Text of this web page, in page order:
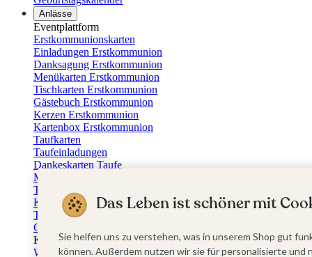
Anlässe
Eventplattform
Erstkommunionskarten
Einladungen Erstkommunion
Danksagung Erstkommunion
Menükarten Erstkommunion
Tischkarten Erstkommunion
Gästebuch Erstkommunion
Kerzen Erstkommunion
Kartenbox Erstkommunion
Taufkarten
Taufeinladungen
Dankeskarten Taufe
Menükarten Taufe
Tischkarten Taufe
Kirchenheft Taufe
Taufkerzen
Gästebuch Taufe
Kartenbox Taufe
Willkommensschilder Taufe
Das Leben ist schöner mit
Sie helfen uns zu verstehen, was in unserem Shop gut
können. Außerdem nutzen wir sie für personalisierte